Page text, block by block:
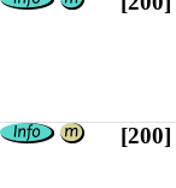
[200]